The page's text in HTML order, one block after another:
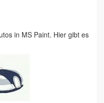
in MS Paint. Hier gibt es